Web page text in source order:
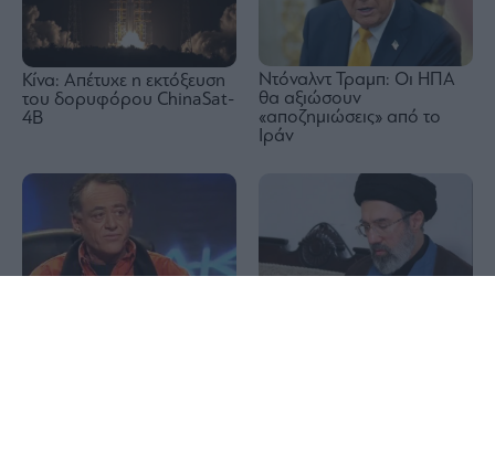
Κίνα: Απέτυχε η εκτόξευση
του δορυφόρου ChinaSat-
4B
Ντόναλντ Τραμπ: Οι ΗΠΑ
θα αξιώσουν
«αποζημιώσεις» από το
Ιράν